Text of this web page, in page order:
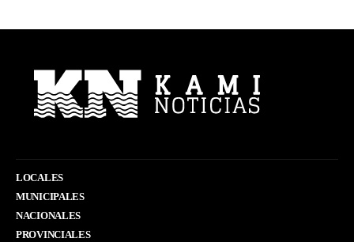
LOCALES
MUNICIPALES
NACIONALES
PROVINCIALES